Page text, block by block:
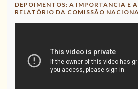
DEPOIMENTOS: A IMPORTÂNCIA E
RELATÓRIO DA COMISSÃO